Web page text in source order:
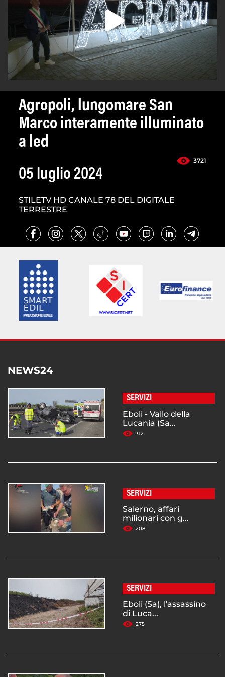
Agropoli, lungomare San
Marco interamente illuminato
a led
3721
05 luglio 2024
STILETV HD CANALE 78 DEL DIGITALE
TERRESTRE
NEWS24
SERVIZI
Eboli - Vallo della
Lucania (Sa...
312
SERVIZI
Salerno, affari
milionari con g...
208
SERVIZI
Eboli (Sa), l'assassino
di Luca...
275